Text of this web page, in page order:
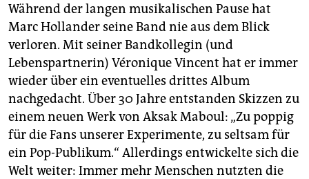
Während der langen musikalischen Pause hat
Marc Hollander seine Band nie aus dem Blick
verloren. Mit seiner Bandkollegin (und
Lebenspartnerin) Véronique Vincent hat er immer
wieder über ein eventuelles drittes Album
nachgedacht. Über 30 Jahre entstanden Skizzen zu
einem neuen Werk von Aksak Maboul: „Zu poppig
für die Fans unserer Experimente, zu seltsam für
ein Pop-Publikum.“ Allerdings entwickelte sich die
Welt weiter: Immer mehr Menschen nutzten die